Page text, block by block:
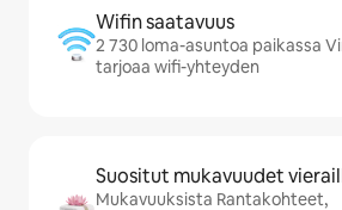
Wifin saatavuus
2 730 loma-asuntoa paikassa
tarjoaa wifi-yhteyden
Suositut mukavuudet
Mukavuuksista Rantakohteet,